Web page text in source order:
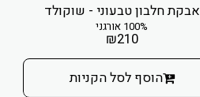
אבקת חלבון טבעוני - שוקולד
100% אורגני
₪210
הוסף לסל הקניות